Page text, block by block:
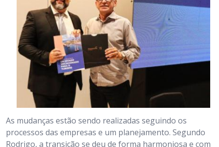
As mudanças estão sendo realizadas seguindo os
processos das empresas e um planejamento. Segundo
Rodrigo, a transição se deu de forma harmoniosa e com